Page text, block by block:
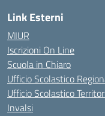
Link Esterni
MIUR
Iscrizioni On Line
Scuola in Chiaro
Ufficio Scolastico
Ufficio Scolastico
Invalsi